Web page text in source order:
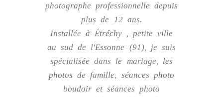
photographe professionnelle depuis
plus de 12 ans.
Installée à Étréchy, petite ville
au sud de l'Essonne (91), je suis
spécialisée dans le mariage , les
photos de famille, séances photo
boudoir etséances photo